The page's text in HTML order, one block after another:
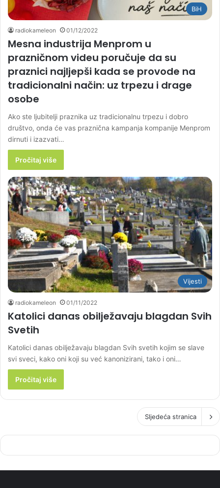
BiH
radiokameleon 01/12/2022
Mesna industrija Menprom u
prazničnom videu poručuje da su
praznici najljepši kada se provode na
tradicionalni način: uz trpezu i drage
osobe
Ako ste ljubitelji praznika uz tradicionalnu trpezu i dobro
društvo, onda će vas praznična kampanja kompanije Menprom
dirnuti i izazvati…
Pročitaj više
Vijesti
radiokameleon 01/11/2022
Katolici danas obilježavaju blagdan Svih
Svetih
Katolici danas obilježavaju blagdan Svih svetih kojim se slave
svi sveci, kako oni koji su već kanonizirani, tako i oni…
Pročitaj više
Sljedeća stranica